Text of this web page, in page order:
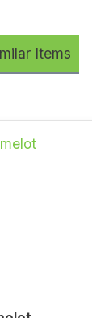
Items